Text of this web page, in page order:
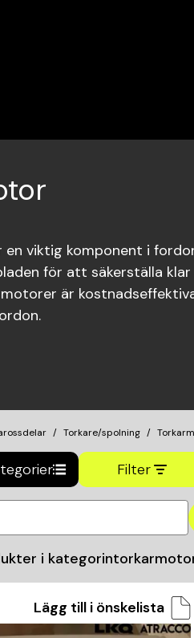
viktig komponent i
för att säkerställa
är
Torkare/spolning
Filter
i kategorin
Lägg till i önskelista